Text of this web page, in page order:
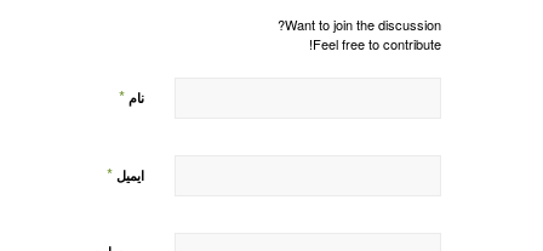
Want to join the discussion?
Feel free to contribute!
نام *
ایمیل *